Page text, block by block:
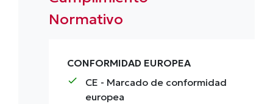
Normativo
CONFORMIDAD EUROPEA
check CE - Marcado de conformidad
europea